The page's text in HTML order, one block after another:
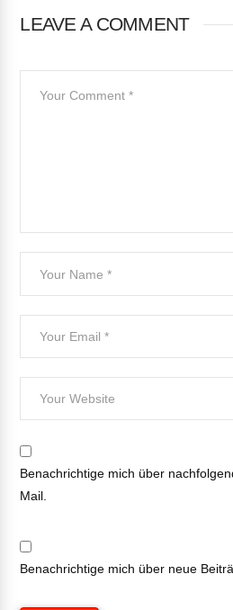
LEAVE A COMMENT
Benachrichtige mich über
Mail.
Benachrichtige mich über neue